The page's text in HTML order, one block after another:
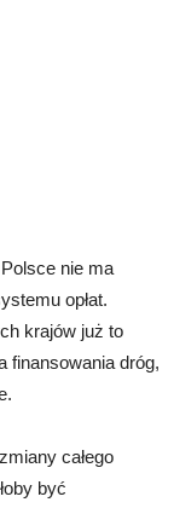
nie ma
opłat.
krajów już to
finansowania dróg,
całego
być